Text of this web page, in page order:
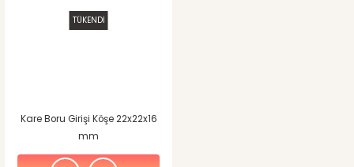
TÜKENDİ
Kare Boru Girişi Köşe 22x22x16
mm